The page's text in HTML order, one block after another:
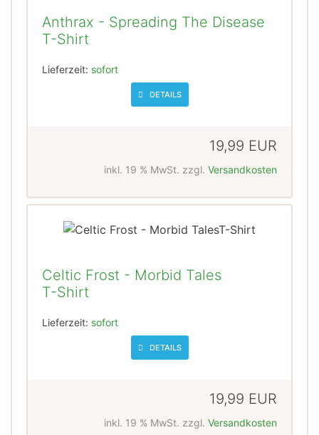
Anthrax - Spreading The Disease
T-Shirt
Lieferzeit: sofort
DETAILS
19,99 EUR
inkl. 19 % MwSt. zzgl. Versandkosten
Celtic Frost - Morbid Tales
T-Shirt
Lieferzeit: sofort
DETAILS
19,99 EUR
inkl. 19 % MwSt. zzgl. Versandkosten